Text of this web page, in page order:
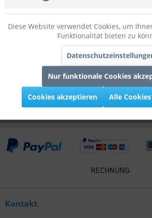
Bewertungen
0
Bewertungen lesen, schreiben und
Infos zum Hersteller
Folgende Infos zum Hersteller sind
Kunden kauften auch
Kontakt
Diese Website verwendet Cookies, um
Funktionalität bieten zu
Nur funktionale Cookies
Cookies akzeptieren Alle